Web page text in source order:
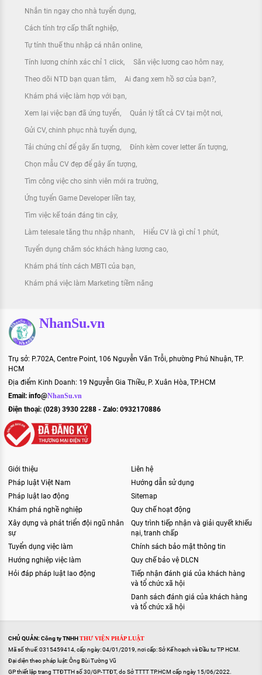
Nhắn tin ngay cho nhà tuyển dụng
Cách tính trợ cấp thất nghiệp
Tự tính thuế thu nhập cá nhân online
Tính lương chính xác chỉ 1 click Săn việc lương cao hôm nay
Theo dõi NTD bạn quan tâm Ai đang xem hồ sơ của bạn?
Khám phá việc làm hợp với bạn
Xem lại việc bạn đã ứng tuyển Quản lý tất cả CV tại một nơi
Gửi CV, chinh phục nhà tuyển dụng
Tải chứng chỉ để gây ấn tượng Đính kèm cover letter ấn tượng
Chọn mẫu CV đẹp để gây ấn tượng
Tìm công việc cho sinh viên mới ra trường
Ứng tuyển Game Developer liền tay
Tìm việc kế toán đáng tin cậy
Làm telesale tăng thu nhập nhanh Hiểu CV là gì chỉ 1 phút
Tuyển dụng chăm sóc khách hàng lương cao
Khám phá tính cách MBTI của bạn
Khám phá việc làm Marketing tiềm năng
NhanSu.vn
Trụ sở: P.702A, Centre Point, 106 Nguyễn Văn Trỗi, phường Phú Nhuận, TP.
HCM
Địa điểm Kinh Doanh: 19 Nguyễn Gia Thiều, P. Xuân Hòa, TP.HCM
Email: info@NhanSu.vn
Điện thoại: (028) 3930 2288 - Zalo: 0932170886
Giới thiệu
Pháp luật Việt Nam
Pháp luật lao động
Khám phá nghề nghiệp
Xây dựng và phát triển đội ngũ nhân
sự
Tuyển dụng việc làm
Hướng nghiệp việc làm
Hỏi đáp pháp luật lao động
Liên hệ
Hướng dẫn sử dụng
Sitemap
Quy chế hoạt động
Quy trình tiếp nhận và giải quyết khiếu
nại, tranh chấp
Chính sách bảo mật thông tin
Quy chế bảo vệ DLCN
Tiếp nhận đánh giá của khách hàng
và tổ chức xã hội
Danh sách đánh giá của khách hàng
và tổ chức xã hội
CHỦ QUẢN: Công ty TNHHTHƯ VIỆN PHÁP LUẬT
Mã số thuế: 0315459414, cấp ngày: 04/01/2019, nơi cấp: Sở Kế hoạch và Đầu tư TP HCM.
Đại diện theo pháp luật: Ông Bùi Tường Vũ
GP thiết lập trang TTĐTTH số 30/GP-TTĐT, do Sở TTTT TP.HCM cấp ngày 15/06/2022.